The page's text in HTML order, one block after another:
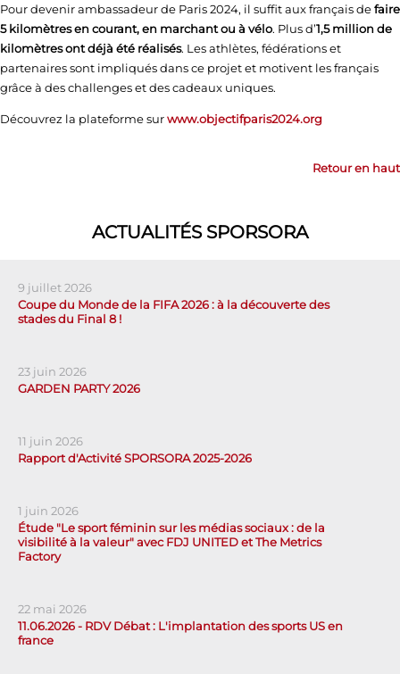
Pour devenir ambassadeur de Paris 2024, il suffit aux français defaire
5 kilomètres en courant, en marchant ou à vélo. Plus d’1,5 million de
kilomètres ont déjà été réalisés. Les athlètes, fédérations et
partenaires sont impliqués dans ce projet et motivent les français
grâce à des challenges et des cadeaux uniques.
Découvrez la plateforme surwww.objectifparis2024.org
Retour en haut
ACTUALITÉS SPORSORA
9 juillet 2026
Coupe du Monde de la FIFA 2026 : à la découverte des
stades du Final 8 !
23 juin 2026
GARDEN PARTY 2026
11 juin 2026
Rapport d'Activité SPORSORA 2025-2026
1 juin 2026
Étude "Le sport féminin sur les médias sociaux : de la
visibilité à la valeur" avec FDJ UNITED et The Metrics
Factory
22 mai 2026
11.06.2026 - RDV Débat : L'implantation des sports US en
france